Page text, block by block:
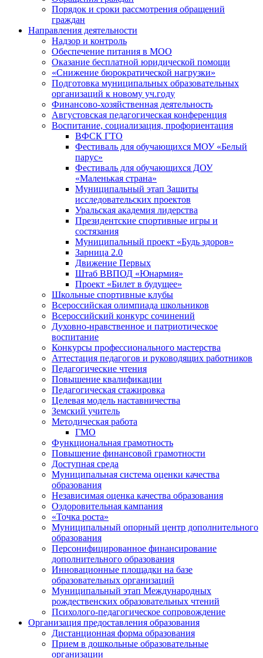
Порядок и сроки рассмотрения обращений
граждан
Направления деятельности
Надзор и контроль
Обеспечение питания в МОО
Оказание бесплатной юридической помощи
«Снижение бюрократической нагрузки»
Подготовка муниципальных образовательных
организаций к новому уч.году
Финансово-хозяйственная деятельность
Августовская педагогическая конференция
Воспитание, социализация, профориентация
ВФСК ГТО
Фестиваль для обучающихся МОУ «Белый
парус»
Фестиваль для обучающихся ДОУ
«Маленькая страна»
Муниципальный этап Защиты
исследовательских проектов
Уральская академия лидерства
Президентские спортивные игры и
состязания
Муниципальный проект «Будь здоров»
Зарница 2.0
Движение Первых
Штаб ВВПОД «Юнармия»
Проект «Билет в будущее»
Школьные спортивные клубы
Всероссийская олимпиада школьников
Всероссийский конкурс сочинений
Духовно-нравственное и патриотическое
воспитание
Конкурсы профессионального мастерства
Аттестация педагогов и руководящих работников
Педагогические чтения
Повышение квалификации
Педагогическая стажировка
Целевая модель наставничества
Земский учитель
Методическая работа
ГМО
Функциональная грамотность
Повышение финансовой грамотности
Доступная среда
Муниципальная система оценки качества
образования
Независимая оценка качества образования
Оздоровительная кампания
«Точка роста»
Муниципальный опорный центр дополнительного
образования
Персонифицированное финансирование
дополнительного образования
Инновационные площадки на базе
образовательных организаций
Муниципальный этап Международных
рождественских образовательных чтений
Психолого-педагогическое сопровождение
Организация предоставления образования
Дистанционная форма образования
Прием в дошкольные образовательные
организации